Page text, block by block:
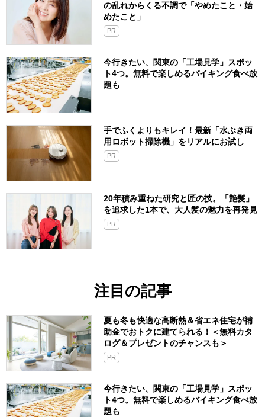
の乱れからくる不調で「やめたこと・始
めたこと」
PR
今行きたい、関東の「工場見学」スポッ
ト4つ。無料で楽しめるバイキング食べ放
題も
手でふくよりもキレイ！最新「水ぶき両
用ロボット掃除機」をリアルにお試し
PR
20年積み重ねた研究と匠の技。「艶髪」
を追求した1本で、大人髪の魅力を再発見
PR
注目の記事
夏も冬も快適な高断熱＆省エネ住宅が補
助金でおトクに建てられる！＜無料カタ
ログ＆プレゼントのチャンスも＞
PR
今行きたい、関東の「工場見学」スポッ
ト4つ。無料で楽しめるバイキング食べ放
題も